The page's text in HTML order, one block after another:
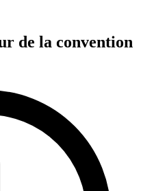
de la convention